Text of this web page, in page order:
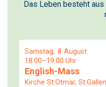
Das Leben besteht
Samstag 8 August
18.00–19.00 Uhr
English-Mass
Kirche St.Otmar, St.Gallen